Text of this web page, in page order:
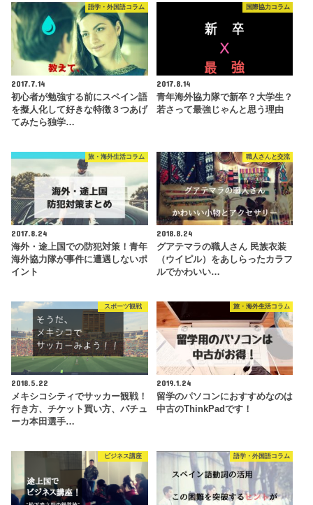
語学・外国語コラム
2017.7.14
初心者が勉強する前にスペイン語
を擬人化して好きな特徴３つあげ
てみたら独学…
国際協力コラム
2017.8.14
青年海外協力隊で新卒？大学生？
若さって最強じゃんと思う理由
旅・海外生活コラム
2017.8.24
海外・途上国での防犯対策！青年
海外協力隊が事件に遭遇しないポ
イント
職人さんと交流
2018.8.24
グアテマラの職人さん 民族衣装
（ウイピル）をあしらったカラフ
ルでかわいい…
スポーツ観戦
2018.5.22
メキシコシティでサッカー観戦！
行き方、チケット買い方、パチュ
ーカ本田選手…
旅・海外生活コラム
2019.1.24
留学のパソコンにおすすめなのは
中古のThinkPadです！
ビジネス講座 語学・外国語コラム